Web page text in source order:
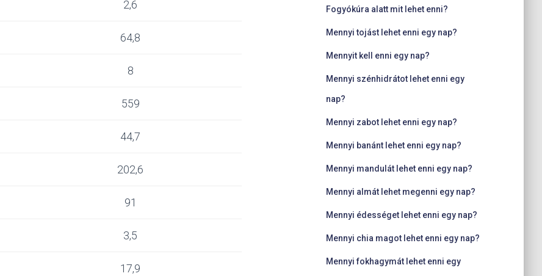
2,6
64,8
8
559
44,7
202,6
91
3,5
17,9
Fogyókúra alatt mit lehet enni?
Mennyi tojást lehet enni egy nap?
Mennyit kell enni egy nap?
Mennyi szénhidrátot lehet enni egy
nap?
Mennyi zabot lehet enni egy nap?
Mennyi banánt lehet enni egy nap?
Mennyi mandulát lehet enni egy nap?
Mennyi almát lehet megenni egy nap?
Mennyi édességet lehet enni egy nap?
Mennyi chia magot lehet enni egy nap?
Mennyi fokhagymát lehet enni egy